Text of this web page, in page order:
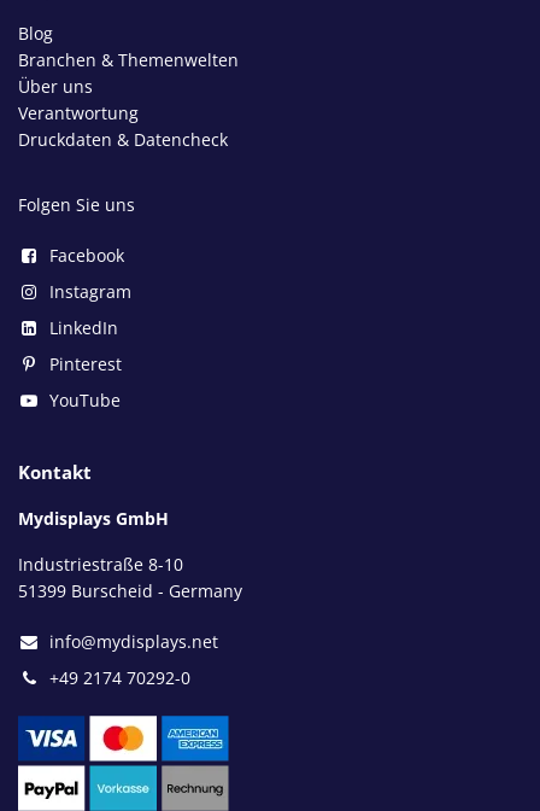
Blog
Branchen & Themenwelten
Über uns
Verantwortung
Druckdaten & Datencheck
Folgen Sie uns
Facebook
Instagram
LinkedIn
Pinterest
YouTube
Kontakt
Mydisplays GmbH
Industriestraße 8-10
51399 Burscheid - Germany
info@mydisplays.net
+49 2174 70292-0